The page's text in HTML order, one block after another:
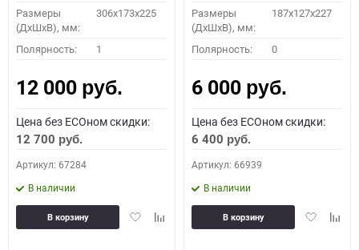
Размеры
(ДхШхВ), мм:
306x173x225
Полярность: 1
12 000 руб.
Цена без ECOном скидки:
12 700 руб.
Артикул: 67284
В наличии
ДобавитьДобавить
В корзину
Размеры
(ДхШхВ), мм:
187x127x227
Полярность: 0
6 000 руб.
Цена без ECOном скидки:
6 400 руб.
Артикул: 66939
В наличии
Добавить
В корзину